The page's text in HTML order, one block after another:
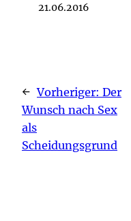
21.06.2016
← Vorheriger: Der
Wunsch nach Sex
als
Scheidungsgrund